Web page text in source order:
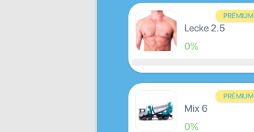
PRÉMIUM
Lecke 2.5
0%
PRÉMIUM
Mix 6
0%